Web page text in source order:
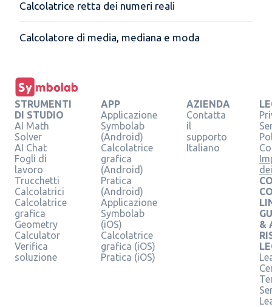
Calcolatrice retta dei numeri reali
Calcolatore di media, mediana e moda
STRUMENTI
DI STUDIO
AI Math
Solver
AI Chat
Fogli di
lavoro
Trucchetti
Calcolatrici
Calcolatrice
grafica
Geometry
Calculator
Verifica
soluzione
APP
Applicazione
Symbolab
(Android)
Calcolatrice
grafica
(Android)
Pratica
(Android)
Applicazione
Symbolab
(iOS)
Calcolatrice
grafica (iOS)
Pratica (iOS)
AZIENDA
Contatta
il
supporto
Italiano
&